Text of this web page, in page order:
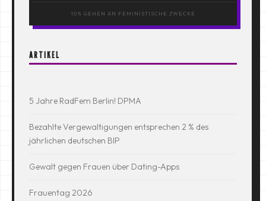
10% GEHEN AN FEMINISTISCHE ZWECKE
ARTIKEL
5 Jahre RadFem Berlin! DPMA
Bezahlte Vergewaltigungen entsprechen 2 % des
jährlichen deutschen BIP
Gewalt gegen Frauen über Dating-Apps
Frauentag 2026